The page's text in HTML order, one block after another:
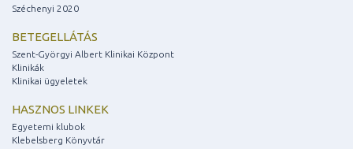
Széchenyi 2020
BETEGELLÁTÁS
Szent-Györgyi Albert Klinikai Központ
Klinikák
Klinikai ügyeletek
HASZNOS LINKEK
Egyetemi klubok
Klebelsberg Könyvtár